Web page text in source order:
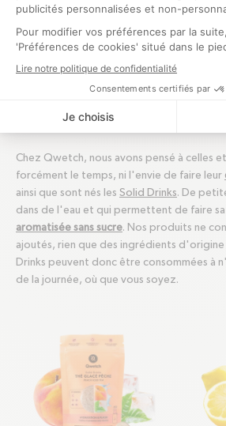
journée.
Les astuces pour bien s'hydrater
Si vous vous sentez déshydraté ou que
goût de l'eau, optez pour une tisane ou
savoureuses sont possibles pour
Chez Qwetch, nous avons pensé à celles
forcément le temps, ni l'envie de faire leur
ainsi que sont nés les Solid Drinks. De
dans de l'eau et qui permettent de faire
aromatisée sans sucre. Nos produits ne
ajoutés, rien que des ingrédients d'origine
Drinks peuvent donc être consommées à
de la journée, où que vous soyez.